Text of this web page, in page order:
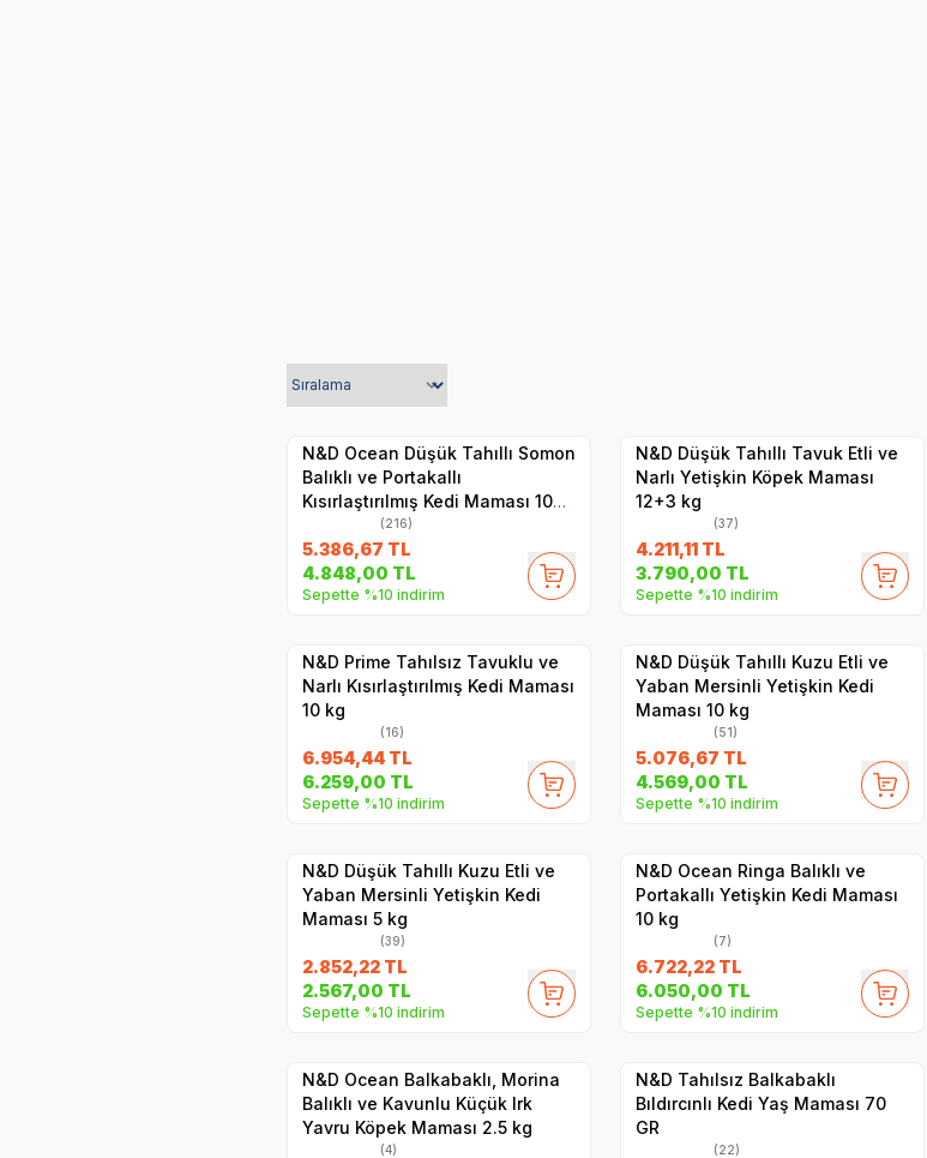
Satıcı
N&D Ocean Düşük Tahıllı Somon
Balıklı ve Portakallı
Kısırlaştırılmış Kedi Maması 10
(216)
5.386,67 TL
4.848,00 TL
Sepette %10 indirim
N&D Düşük Tahıllı Tavuk Etli ve
Narlı Yetişkin Köpek Maması
12+3 kg
(37)
4.211,11TL
3.790,00 TL
Sepette %10 indirim
Hızlı Teslimat
1.06.2027
N&D Prime Tahılsız Tavuklu ve
Narlı Kısırlaştırılmış Kedi Maması
10 kg
(16)
6.954,44TL
6.259,00 TL
Sepette %10 indirim
Hızlı Teslimat
1.06.2027
N&D Düşük Tahıllı Kuzu Etli ve
Yaban Mersinli Yetişkin Kedi
Maması 10 kg
(51)
5.076,67 TL
4.569,00 TL
Sepette %10 indirim
Hızlı Teslimat
N&D Düşük Tahıllı Kuzu Etli ve
Yaban Mersinli Yetişkin Kedi
Maması 5 kg
(39)
2.852,22TL
2.567,00 TL
Sepette %10 indirim
Hızlı Teslimat
N&D Ocean Ringa Balıklı ve
Portakallı Yetişkin Kedi Maması
10 kg
(7)
6.722,22TL
6.050,00 TL
Sepette %10 indirim
Hızlı Teslimat
N&D Ocean Balkabaklı, Morina
Balıklı ve Kavunlu Küçük Irk
Yavru Köpek Maması 2.5 kg
(4)
N&D Tahılsız Balkabaklı
Bıldırcınlı Kedi Yaş Maması 70
GR
(22)